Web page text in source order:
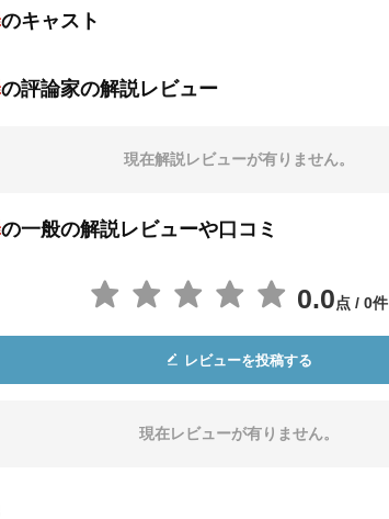
のキャスト
の評論家の解説レビュー
現在解説レビューが有りません。
の一般の解説レビューや口コミ
0.0点 / 0件
レビューを投稿する
現在レビューが有りません。